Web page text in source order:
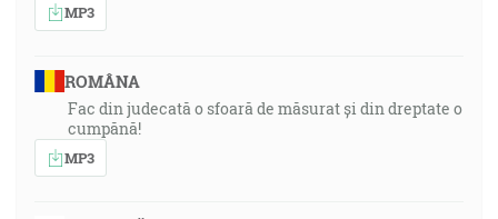
MP3
ROMÂNA
Fac din judecată o sfoară de măsurat și din dreptate o
cumpănă!
MP3